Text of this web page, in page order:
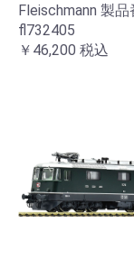
Fleischmann 製品
fl732405
￥46,200 税込